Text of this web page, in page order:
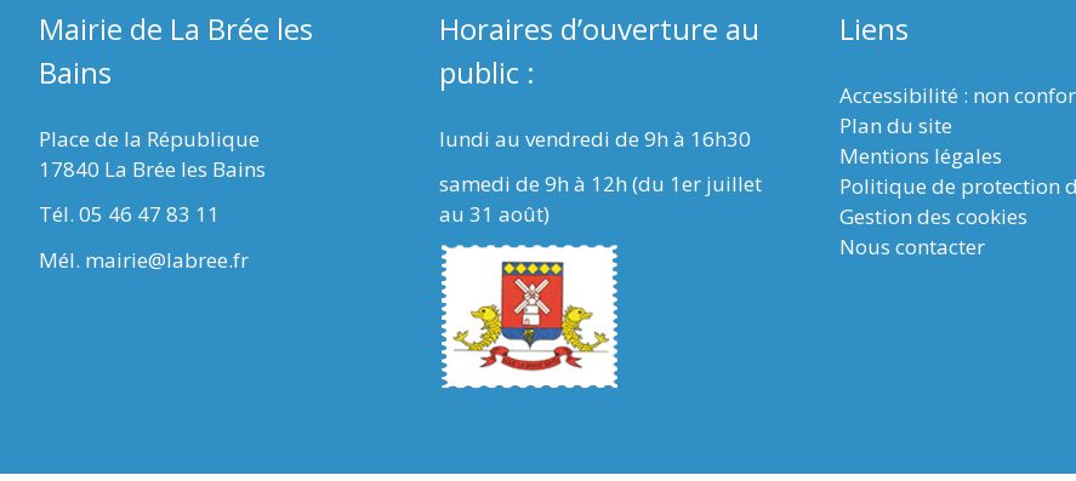
Mairie de La Brée les
Bains
Place de la République
17840 La Brée les Bains
Tél. 05 46 47 83 11
Mél. mairie@labree.fr
Horaires d’ouverture au
public :
lundi au vendredi de 9h à 16h30
samedi de 9h à 12h (du 1er juillet
au 31 août)
Liens
Accessibilité : non
Plan du site
Mentions légales
Politique de protection
Gestion des cookies
Nous contacter